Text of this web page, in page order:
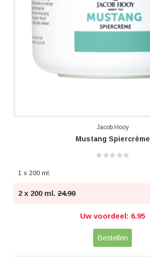
Jacob Hooy
Mustang Spiercrème
1 x 200 ml.
2 x 200 ml. 24.90
Uw voordeel: 6.95
Bestellen